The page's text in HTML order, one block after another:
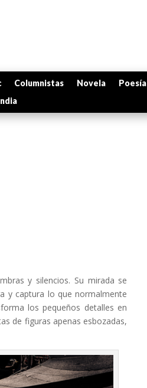
Columnistas Novela Poesía
y silencios. Su mirada se
y captura lo que normalmente
los pequeños detalles en
de figuras apenas esbozadas,